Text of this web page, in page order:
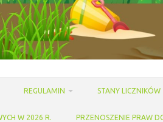
REGULAMIN STANY LICZNIKÓW
W 2026 R. PRZENOSZENIE PRAW